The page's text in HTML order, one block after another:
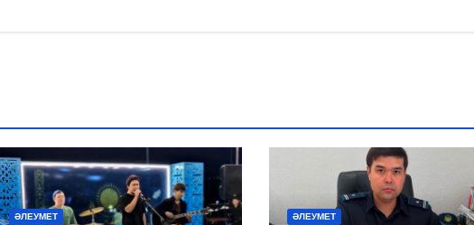
ӘЛЕУМЕТ ӘЛЕУМЕТ